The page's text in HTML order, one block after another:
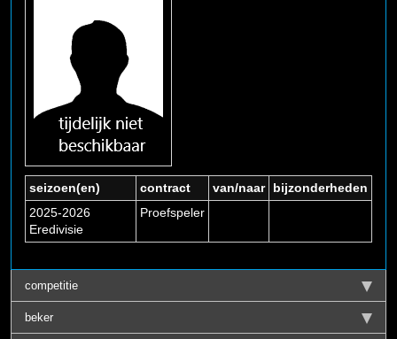
seizoen(en) contract van/naar
bijzonderheden
2025-2026
Eredivisie
Proefspeler
competitie
beker